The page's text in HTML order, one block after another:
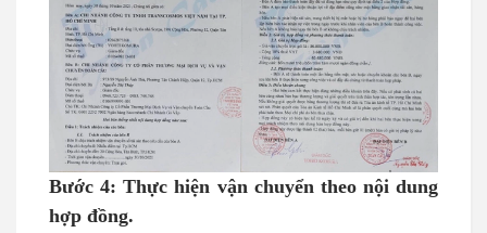
Bước 4: Thực hiện vận chuyển theo nội dung
hợp đồng.